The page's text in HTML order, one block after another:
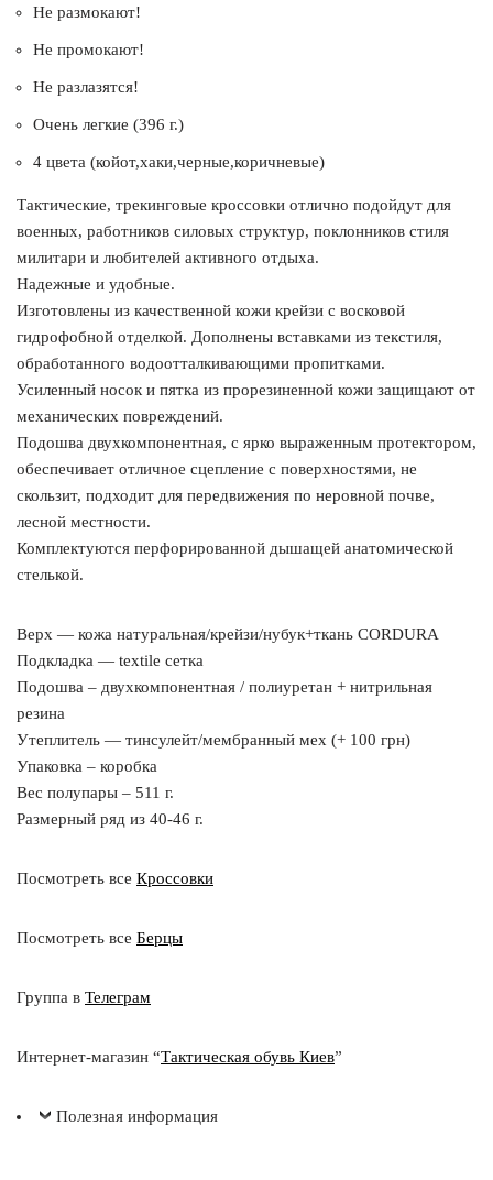
Не размокают!
Не промокают!
Не разлазятся!
Очень легкие (396 г.)
4 цвета (койот,хаки,черные,коричневые)
Тактические, трекинговые кроссовки отлично подойдут для
военных, работников силовых структур, поклонников стиля
милитари и любителей активного отдыха.
Надежные и удобные.
Изготовлены из качественной кожи крейзи с восковой
гидрофобной отделкой. Дополнены вставками из текстиля,
обработанного водоотталкивающими пропитками.
Усиленный носок и пятка из прорезиненной кожи защищают от
механических повреждений.
Подошва двухкомпонентная, с ярко выраженным протектором,
обеспечивает отличное сцепление с поверхностями, не
скользит, подходит для передвижения по неровной почве,
лесной местности.
Комплектуются перфорированной дышащей анатомической
стелькой.
Верх — кожа натуральная/крейзи/нубук+ткань CORDURA
Подкладка — textile сетка
Подошва – двухкомпонентная / полиуретан + нитрильная
резина
Утеплитель — тинсулейт/мембранный мех (+ 100 грн)
Упаковка – коробка
Вес полупары – 511 г.
Размерный ряд из 40-46 г.
Посмотреть все Кроссовки
Посмотреть все Берцы
Группа в Телеграм
Интернет-магазин “Тактическая обувь Киев”
Полезная информация